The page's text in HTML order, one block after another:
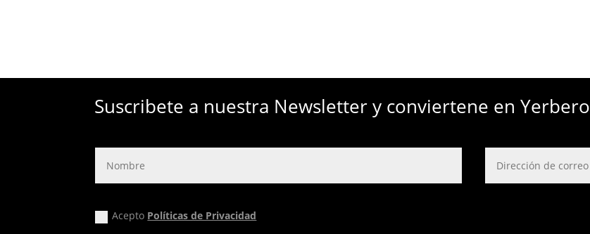
Suscribete a nuestra Newsletter y conviertene en Yerbero
Acepto Políticas de Privacidad